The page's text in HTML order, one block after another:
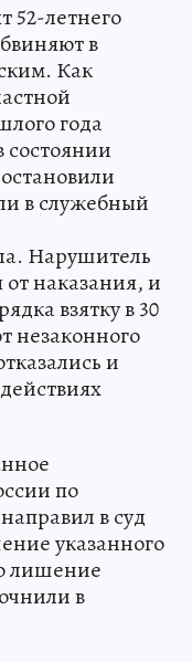
52-летнего
в
Как
года
состоянии
в служебный
Нарушитель
наказания, и
взятку в 30
незаконного
и
по
в суд
указанного
лишение
в